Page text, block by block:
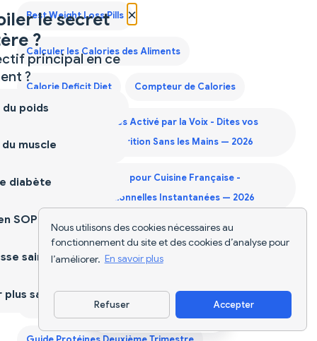
Nous utilisons des cookies nécessaires au
fonctionnement du site et des cookies d’analyse pour
l’améliorer. En savoir plus
Refuser Accepter
Best Weight Loss Pills
Calculer les Calories des Aliments
Calorie Deficit Diet Compteur de Calories
Compteur de Calories Activé par la Voix - Dites vos
Repas et Suivez la Nutrition Sans les Mains — 2026
Compteur de Calories pour Cuisine Française -
Informations Nutritionnelles Instantanées — 2026
Diet Supplements Nutrition
Générateur Liste de Courses Mensuelle
Télécharger l'appli
×
le secret
?
principal en ce
?
poids
muscle
diabète
SOPK
saine
sain